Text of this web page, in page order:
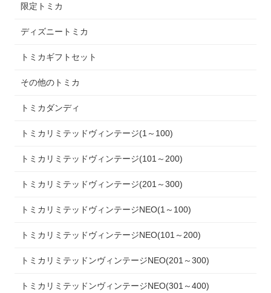
限定トミカ
ディズニートミカ
トミカギフトセット
その他のトミカ
トミカダンディ
トミカリミテッドヴィンテージ(1～100)
トミカリミテッドヴィンテージ(101～200)
トミカリミテッドヴィンテージ(201～300)
トミカリミテッドヴィンテージNEO(1～100)
トミカリミテッドヴィンテージNEO(101～200)
トミカリミテッドンヴィンテージNEO(201～300)
トミカリミテッドンヴィンテージNEO(301～400)